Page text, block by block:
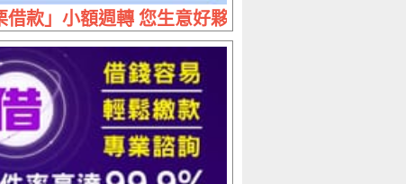
足 | 30萬內 條件好談實拿免扣
借款」小額週轉 您生意好夥伴 | 首次借款享優惠